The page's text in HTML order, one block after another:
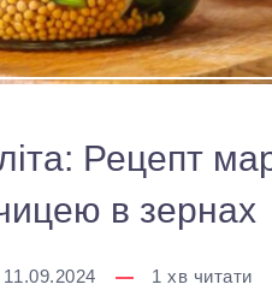
Рецепт
в зернах
11.09.2024 1 хв читати